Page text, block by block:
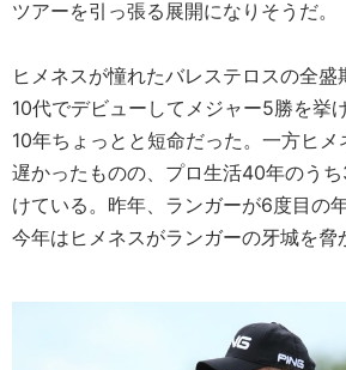
ツアーを引っ張る展開になりそうだ。
ヒメネスが憧れたバレステロスの全盛
10代でデビューしてメジャー5勝を挙
10年ちょっとと短命だった。一方ヒ
遅かったものの、プロ生活40年のう
けている。昨年、ランガーが6度目の
今年はヒメネスがランガーの牙城を脅